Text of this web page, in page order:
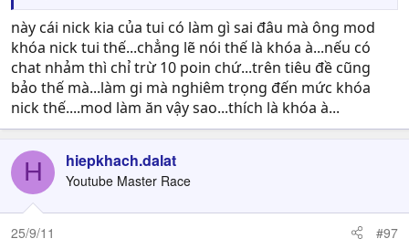
này cái nick kia của tui có làm gì sai đâu mà ông mod
khóa nick tui thế...chẳng lẽ nói thế là khóa à...nếu có
chat nhảm thì chỉ trừ 10 poin chứ...trên tiêu đề cũng
bảo thế mà...làm gi mà nghiêm trọng đến mức khóa
nick thế....mod làm ăn vậy sao...thích là khóa à...
H hiepkhach.dalat
Youtube Master Race
25/9/11 #97